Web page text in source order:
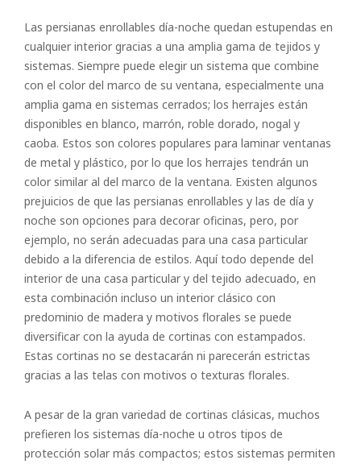
Las persianas enrollables día-noche quedan estupendas en
cualquier interior gracias a una amplia gama de tejidos y
sistemas. Siempre puede elegir un sistema que combine
con el color del marco de su ventana, especialmente una
amplia gama en sistemas cerrados; los herrajes están
disponibles en blanco, marrón, roble dorado, nogal y
caoba. Estos son colores populares para laminar ventanas
de metal y plástico, por lo que los herrajes tendrán un
color similar al del marco de la ventana. Existen algunos
prejuicios de que las persianas enrollables y las de día y
noche son opciones para decorar oficinas, pero, por
ejemplo, no serán adecuadas para una casa particular
debido a la diferencia de estilos. Aquí todo depende del
interior de una casa particular y del tejido adecuado, en
esta combinación incluso un interior clásico con
predominio de madera y motivos florales se puede
diversificar con la ayuda de cortinas con estampados.
Estas cortinas no se destacarán ni parecerán estrictas
gracias a las telas con motivos o texturas florales.
A pesar de la gran variedad de cortinas clásicas, muchos
prefieren los sistemas día-noche u otros tipos de
protección solar más compactos; estos sistemas permiten